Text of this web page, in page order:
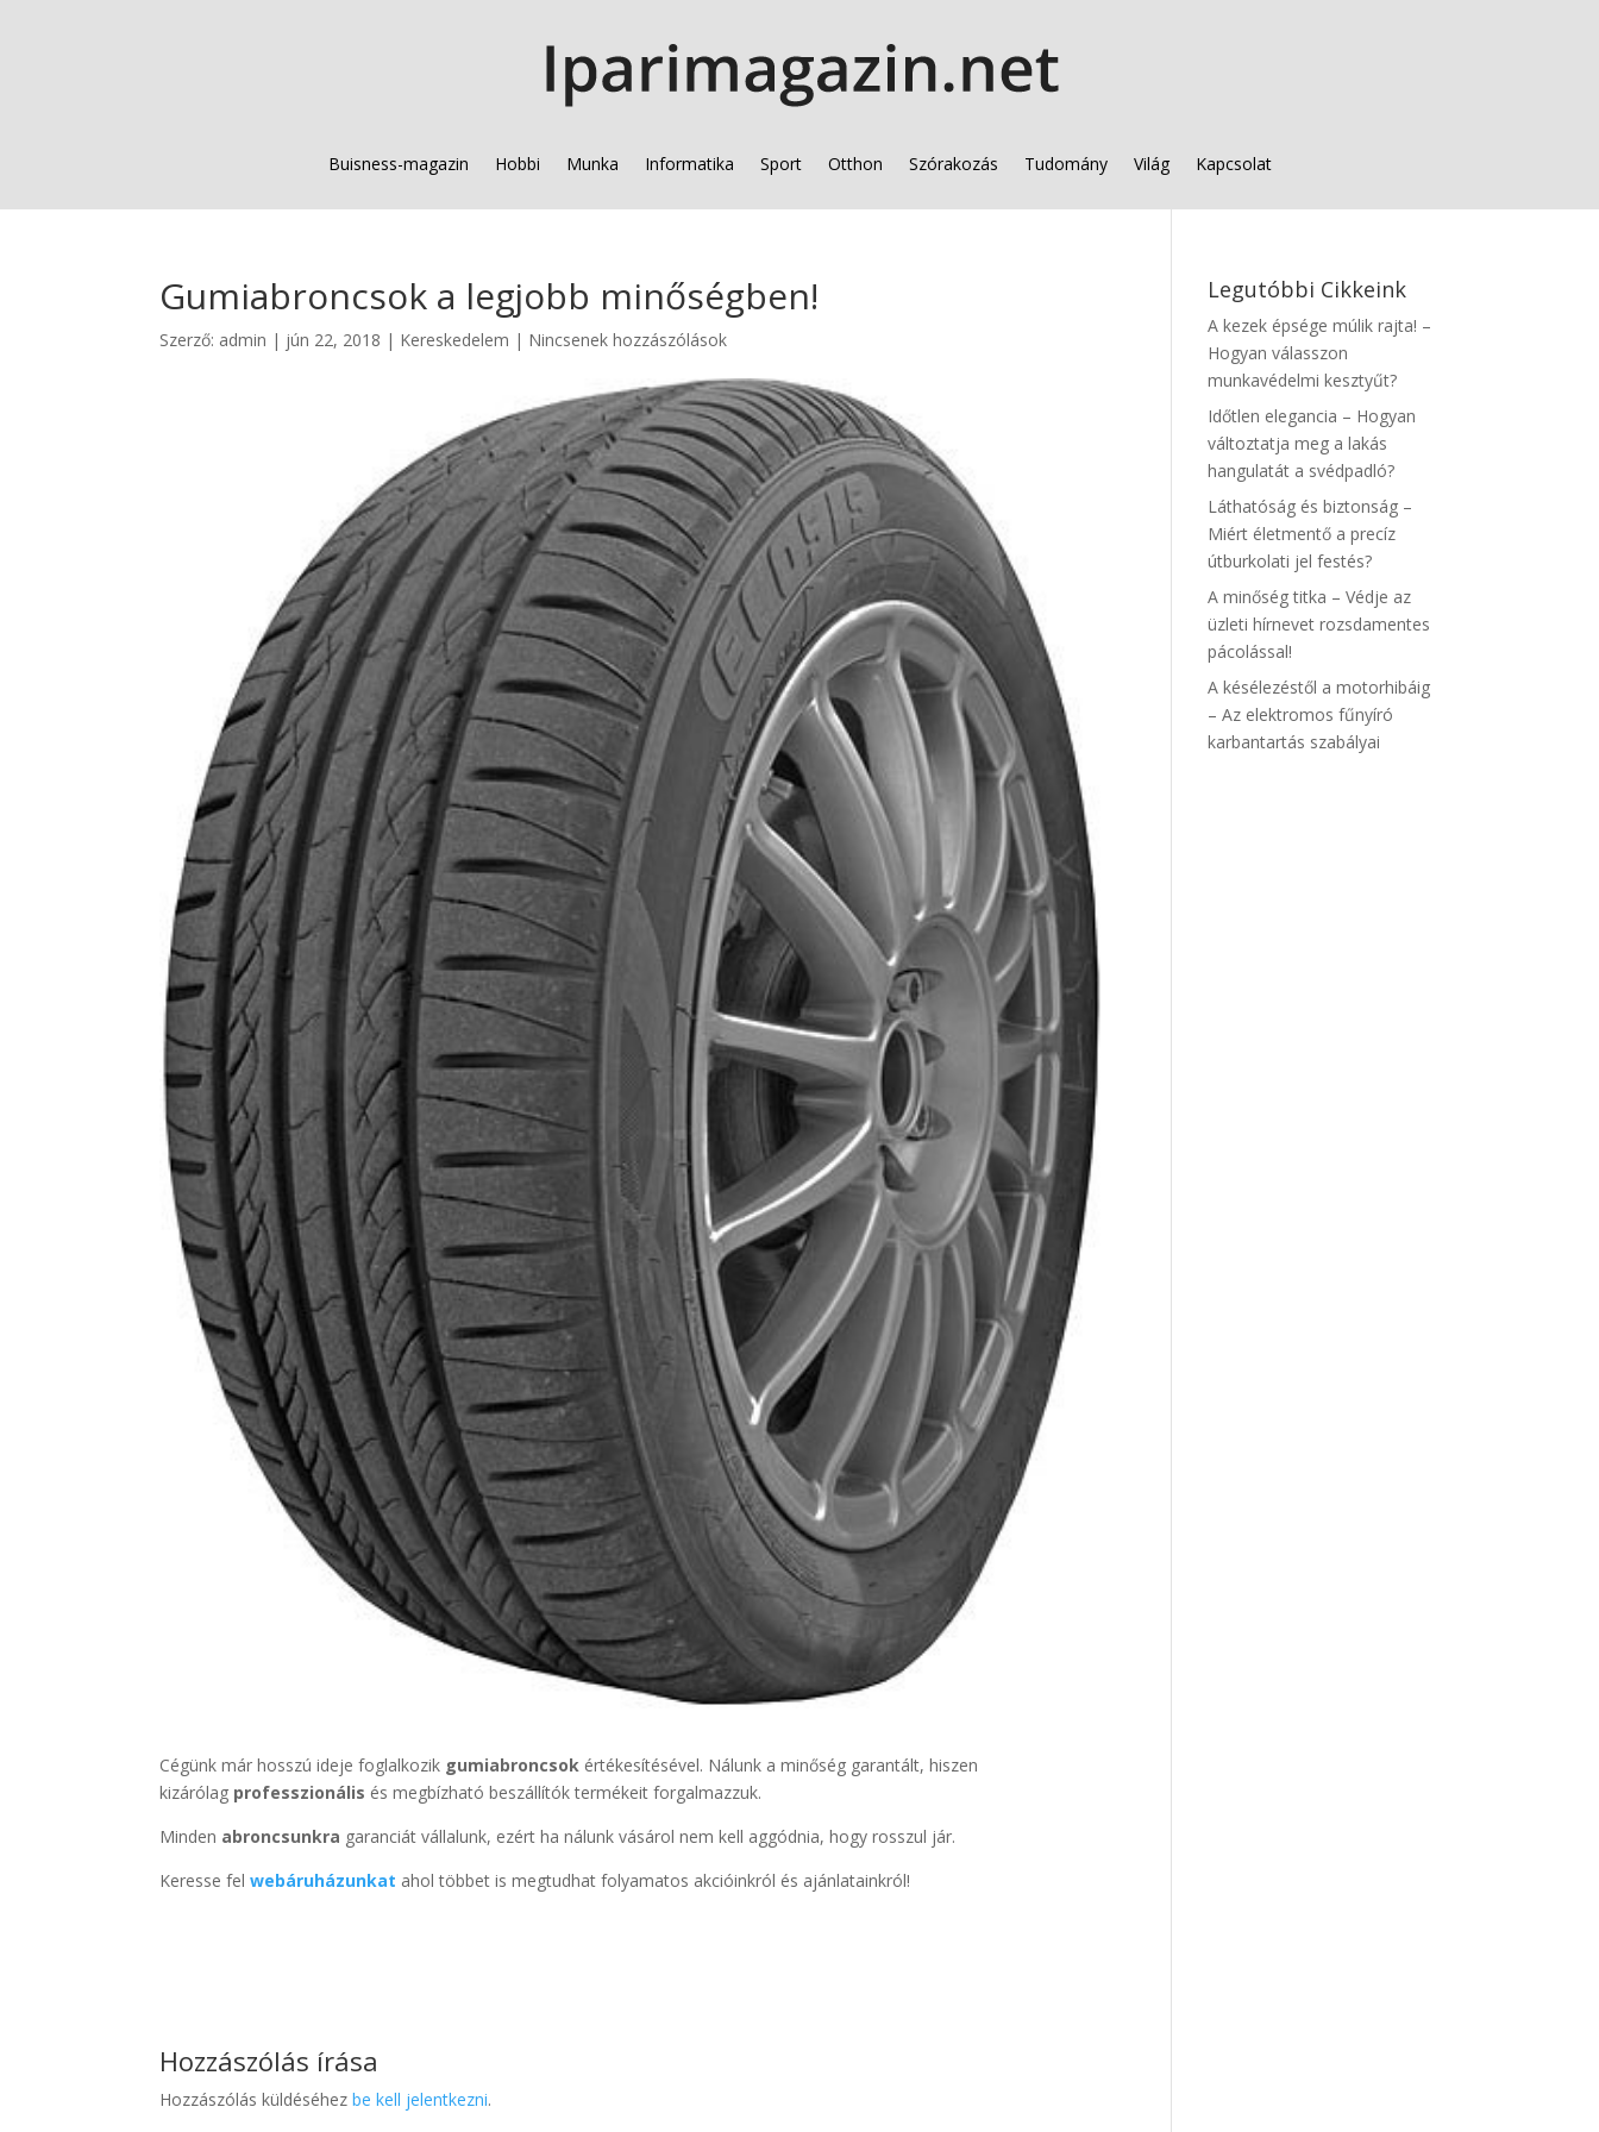
Buisness-magazin Hobbi Munka Informatika Sport Otthon Szórakozás Tudomány Világ Kapcsolat
Gumiabroncsok a legjobb minőségben!
Szerző: admin | jún 22, 2018 | Kereskedelem | Nincsenek hozzászólások
Cégünk már hosszú ideje foglalkozik gumiabroncsok értékesítésével. Nálunk a minőség garantált, hiszen
kizárólag professzionális és megbízható beszállítók termékeit forgalmazzuk.
Minden abroncsunkra garanciát vállalunk, ezért ha nálunk vásárol nem kell aggódnia, hogy rosszul jár.
Keresse felwebáruházunkat ahol többet is megtudhat folyamatos akcióinkról és ajánlatainkról!
Hozzászólás írása
Hozzászólás küldéséhezbe kell jelentkezni.
Legutóbbi Cikkeink
A kezek épsége múlik rajta! –
Hogyan válasszon
munkavédelmi kesztyűt?
Időtlen elegancia – Hogyan
változtatja meg a lakás
hangulatát a svédpadló?
Láthatóság és biztonság –
Miért életmentő a precíz
útburkolati jel festés?
A minőség titka – Védje az
üzleti hírnevet rozsdamentes
pácolással!
A késélezéstől a motorhibáig
– Az elektromos fűnyíró
karbantartás szabályai